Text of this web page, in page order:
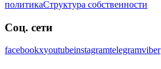
политикаСтруктура собственности
Соц. сети
facebookxyoutubeinstagramtelegramviber